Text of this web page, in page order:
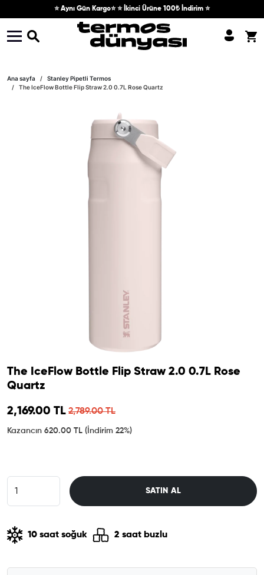
Skip to content⭐ Aynı Gün Kargo⭐ ⭐ İkinci Ürüne 100₺ İndirim ⭐
Ana sayfa
Stanley Pipetli Termos
The IceFlow Bottle Flip Straw 2.0 0.7L Rose Quartz
The IceFlow Bottle Flip Straw 2.0 0.7L Rose
Quartz
Sale price
2,169.00 TL Regular price
2,789.00 TL
Kazancın 620.00 TL (İndirim 22%)
SATIN AL
10 saat soğuk 2 saat buzlu